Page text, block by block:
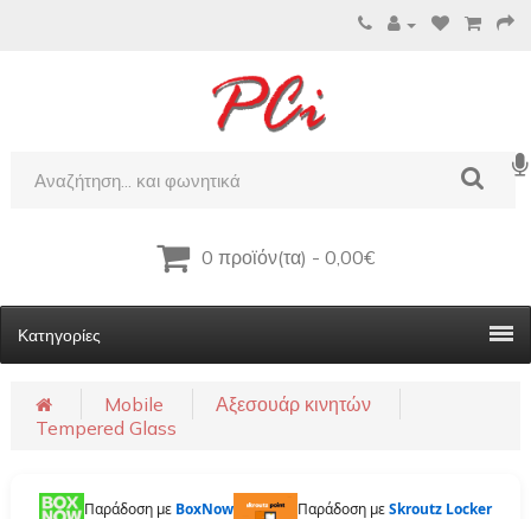
0 προϊόν(τα) - 0,00€
Κατηγορίες
Mobile
Αξεσουάρ κινητών
Tempered Glass
Παράδοση με BoxNow Παράδοση μεSkroutz Locker